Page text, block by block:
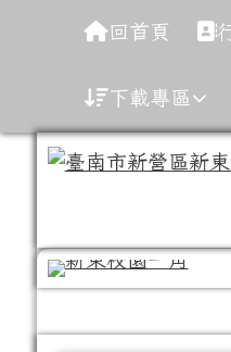
臺南市新營
導覽列 回首頁
下載專區